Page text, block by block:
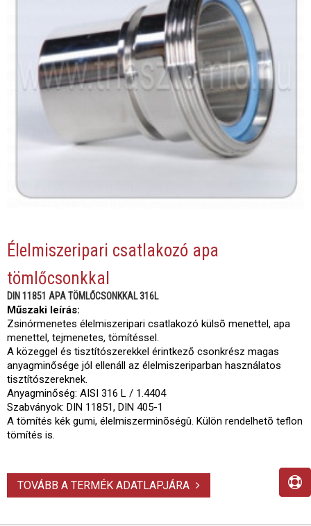
Élelmiszeripari csatlakozó apa
tömlőcsonkkal
DIN 11851 APA TÖMLŐCSONKKAL 316L
Műszaki leírás:
Zsinórmenetes élelmiszeripari csatlakozó külsõ menettel, apa
menettel, tejmenetes, tömítéssel.
A közeggel és tisztítószerekkel érintkező csonkrész magas
anyagminősége jól ellenáll az élelmiszeriparban használatos
tisztítószereknek.
Anyagminőség: AISI 316 L / 1.4404
Szabványok: DIN 11851, DIN 405-1
A tömítés kék gumi, élelmiszerminõségû. Külön rendelhetõ teflon
tömítés is.
TOVÁBB A TERMÉK ADATLAPJÁRA